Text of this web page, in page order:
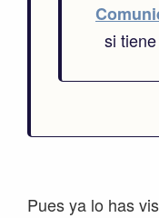
si
Pues ya lo has